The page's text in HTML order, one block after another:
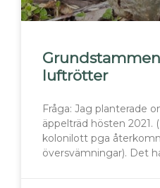
luftrötter
Fråga: Jag planterade
äppelträd hösten
kolonilott pga
översvämningar). Det